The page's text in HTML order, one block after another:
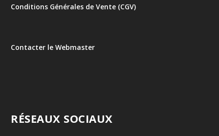
Conditions Générales de Vente (CGV)
Contacter le Webmaster
RÉSEAUX SOCIAUX